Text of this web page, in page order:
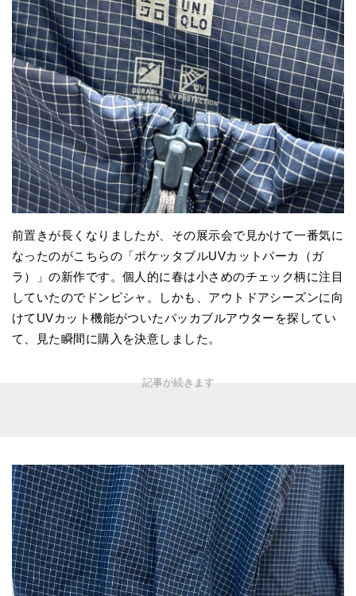
前置きが長くなりましたが、その展示会で見かけて一番気に
なったのがこちらの「ポケッタブルUVカットパーカ（ガ
ラ）」の新作です。個人的に春は小さめのチェック柄に注目
していたのでドンピシャ。しかも、アウトドアシーズンに向
けてUVカット機能がついたパッカブルアウターを探してい
て、見た瞬間に購入を決意しました。